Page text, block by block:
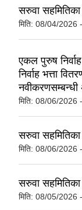
सरुवा
मिति: 08/04/2026
एकल पुरुष
निर्वाह भत्ता
मिति: 08/06/2026
सरुवा
मिति: 08/06/2026
सरुवा
मिति: 08/05/2026